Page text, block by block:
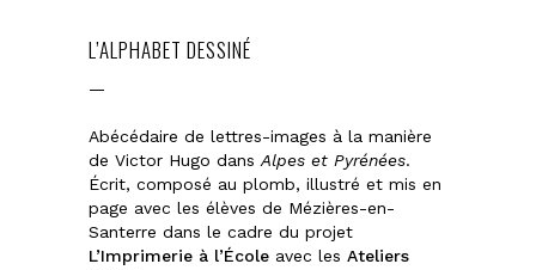
L’ALPHABET DESSINÉ
—
Abécédaire de lettres-images à la manière
de Victor Hugo dans Alpes et Pyrénées.
Écrit, composé au plomb, illustré et mis en
page avec les élèves de Mézières-en-
Santerre dans le cadre du projet
L’Imprimerie à l’École avec les Ateliers